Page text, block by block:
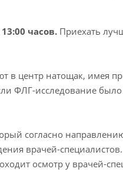
часов. Приехать
в центр натощак, имея
ФЛГ-исследование
согласно
врачей-
осмотр у врачей-